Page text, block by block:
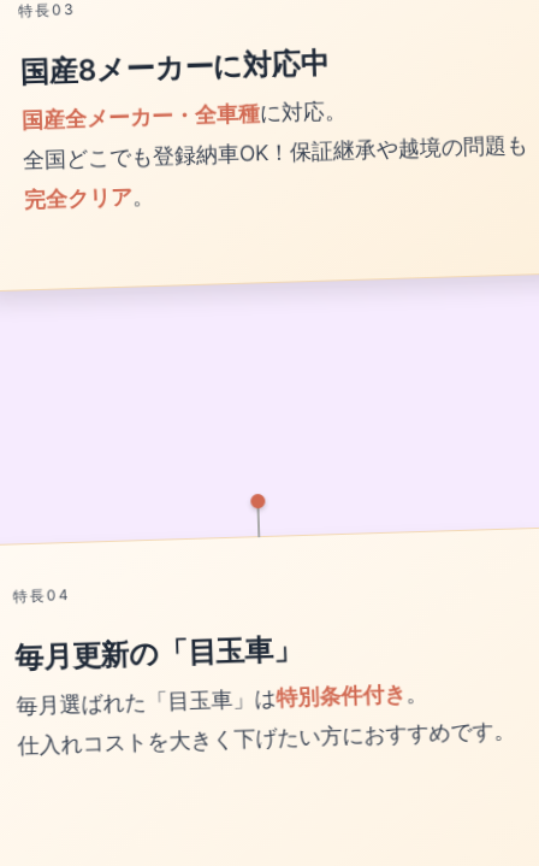
国産8メーカーに対応中
国産全メーカー・全車種に対応。
全国どこでも登録納車OK！保証継承や越境の問題も
完全クリア。
毎月更新の「目玉車」
毎月選ばれた「目玉車」は特別条件付き
仕入れコストを大きく下げたい方におすすめです。